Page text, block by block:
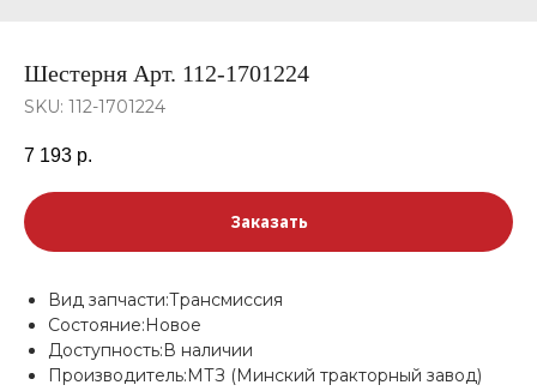
Шестерня Арт. 112-1701224
SKU: 112-1701224
7 193 р.
Заказать
Вид запчасти:Трансмиссия
Состояние:Новое
Доступность:В наличии
Производитель:МТЗ (Минский тракторный завод)